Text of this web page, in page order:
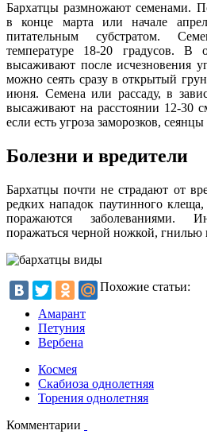
Бархатцы размножают семенами.
в конце марта или начале
питательным субстратом.
температуре 18-20 градусов. В
высаживают после исчезновения
можно сеять сразу в открытый
июня. Семена или рассаду, в
высаживают на расстоянии 12-30
если есть угроза заморозков,
Болезни и вредители
Бархатцы почти не страдают от
редких нападок паутинного
поражаются заболеваниями.
поражаться черной ножкой, гнилью
Похожие статьи:
Амарант
Петуния
Вербена
Космея
Скабиоза однолетняя
Торения однолетняя
Комментарии